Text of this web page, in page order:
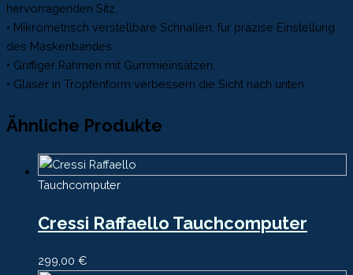
hervorragenden Sitz.
• Mikrometrisch verstellbare Schnallen, für präzise Einstellung
des Maskenbandes.
• Griffiger Rahmen mit Gummieinsätzen.
• Gläser in Tropfenform verbessern die Sicht nach unten.
Ähnliche Produkte
Tauchcomputer
Cressi Raffaello Tauchcomputer
299,00 €